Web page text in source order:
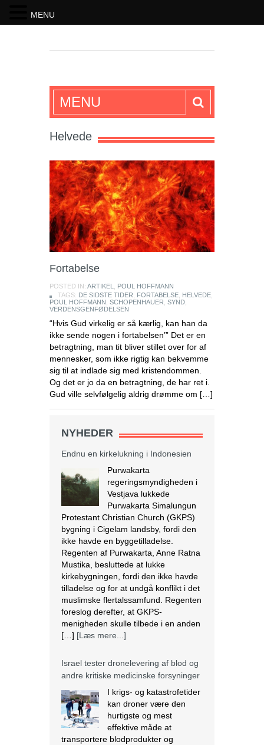
SKRIFTEN
MENU
Helvede
Fortabelse
POSTED IN: ARTIKEL
POUL HOFFMANN
TAGS: DE SIDSTE TIDER FORTABELSE HELVEDE
POUL HOFFMANN SCHOPENHAUER SYND
VERDENSGENFØDELSEN
“Hvis Gud virkelig er så kærlig, kan han da
ikke sende nogen i fortabelsen’” Det er en
betragtning, man tit bliver stillet over for af
mennesker, som ikke rigtig kan bekvemme
sig til at indlade sig med kristendommen.
Og det er jo da en betragtning, de har ret i.
Gud ville selvfølgelig aldrig drømme om […]
NYHEDERPurwakarta
Vestjava lukkede
Purwakarta Simalungun
Protestant Christian Church (GKPS)
bygning i Cigelam landsby, fordi den
ikke havde en byggetilladelse.
Regenten af Purwakarta, Anne Ratna
Mustika, besluttede at lukke
kirkebygningen, fordi den ikke havde
tilladelse og for at undgå konflikt i det
muslimske flertalssamfund. Regenten
foreslog derefter, at GKPS-
menigheden skulle tilbede i en anden
[…][Læs mere...]
Israel tester dronelevering af blod og
andre kritiske medicinske forsyninger
kan droner være den
hurtigste og mest
effektive måde at
transportere blodprodukter og
medicin til hospitaler i periferien og til
IDF i felten. Den 28. marts lettede en
autonom drone med 3,8 kg blod fra
MENU